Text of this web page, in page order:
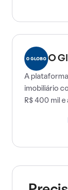
O
A
imobiliário
R$ 400 mil